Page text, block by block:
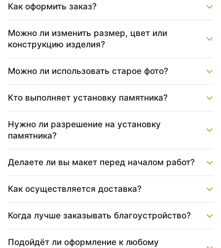
Как оформить заказ?
Можно ли изменить размер, цвет или
конструкцию изделия?
Можно ли использовать старое фото?
Кто выполняет установку памятника?
Нужно ли разрешение на установку
памятника?
Делаете ли вы макет перед началом работ?
Как осуществляется доставка?
Когда лучше заказывать благоустройство?
Подойдёт ли оформление к любому